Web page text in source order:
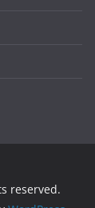
reserved.